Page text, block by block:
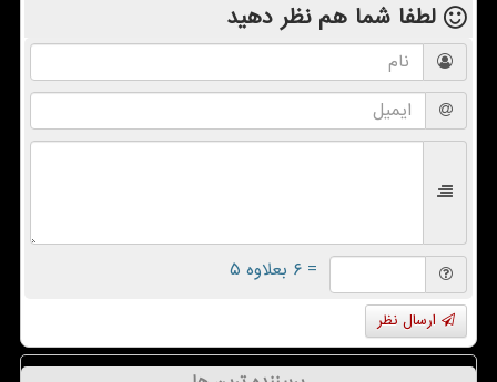
لطفا شما همنظر دهید
= ۶ بعلاوه ۵
ارسال نظر